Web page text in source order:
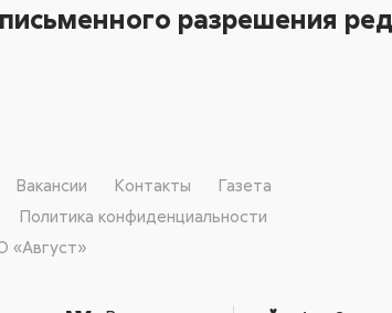
письменного разрешения
Вакансии Контакты
Газета
Политика конфиденциальности
«Август»